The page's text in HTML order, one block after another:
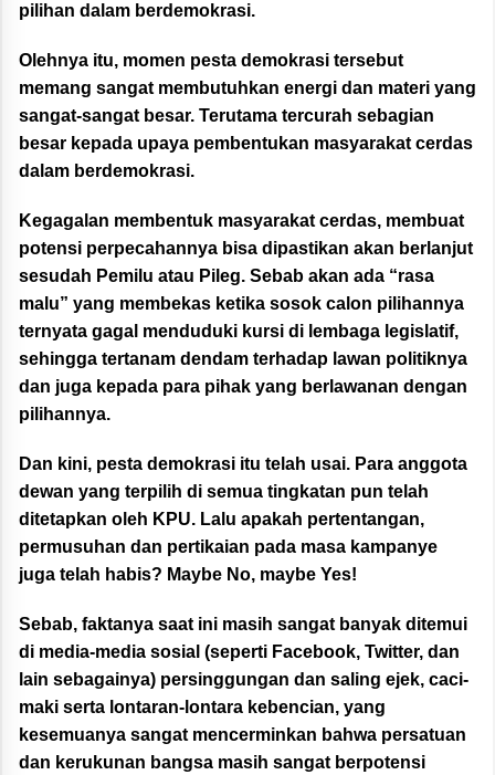
pilihan dalam berdemokrasi.
Olehnya itu, momen pesta demokrasi tersebut
memang sangat membutuhkan energi dan materi yang
sangat-sangat besar. Terutama tercurah sebagian
besar kepada upaya pembentukan masyarakat cerdas
dalam berdemokrasi.
Kegagalan membentuk masyarakat cerdas, membuat
potensi perpecahannya bisa dipastikan akan berlanjut
sesudah Pemilu atau Pileg. Sebab akan ada “rasa
malu” yang membekas ketika sosok calon pilihannya
ternyata gagal menduduki kursi di lembaga legislatif,
sehingga tertanam dendam terhadap lawan politiknya
dan juga kepada para pihak yang berlawanan dengan
pilihannya.
Dan kini, pesta demokrasi itu telah usai. Para anggota
dewan yang terpilih di semua tingkatan pun telah
ditetapkan oleh KPU. Lalu apakah pertentangan,
permusuhan dan pertikaian pada masa kampanye
juga telah habis? Maybe No, maybe Yes!
Sebab, faktanya saat ini masih sangat banyak ditemui
di media-media sosial (seperti Facebook, Twitter, dan
lain sebagainya) persinggungan dan saling ejek, caci-
maki serta lontaran-lontara kebencian, yang
kesemuanya sangat mencerminkan bahwa persatuan
dan kerukunan bangsa masih sangat berpotensi